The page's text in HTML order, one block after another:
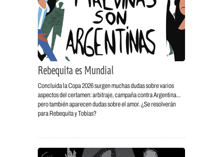
Rebequita es Mundial
Concluida la Copa 2026 surgen muchas dudas sobre varios
aspectos del certamen: arbitraje, campaña contra Argentina…
pero también aparecen dudas sobre el amor. ¿Se resolverán
para Rebequita y Tobías?